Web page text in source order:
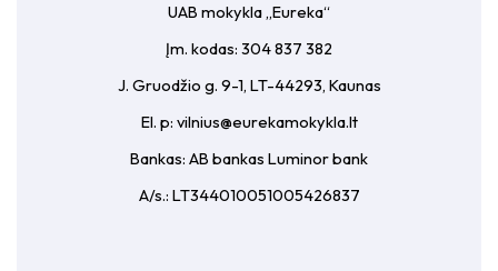
UAB mokykla „Eureka“
Įm. kodas: 304 837 382
J. Gruodžio g. 9-1, LT-44293, Kaunas
El. p: vilnius@eurekamokykla.lt
Bankas: AB bankas Luminor bank
A/s.: LT344010051005426837